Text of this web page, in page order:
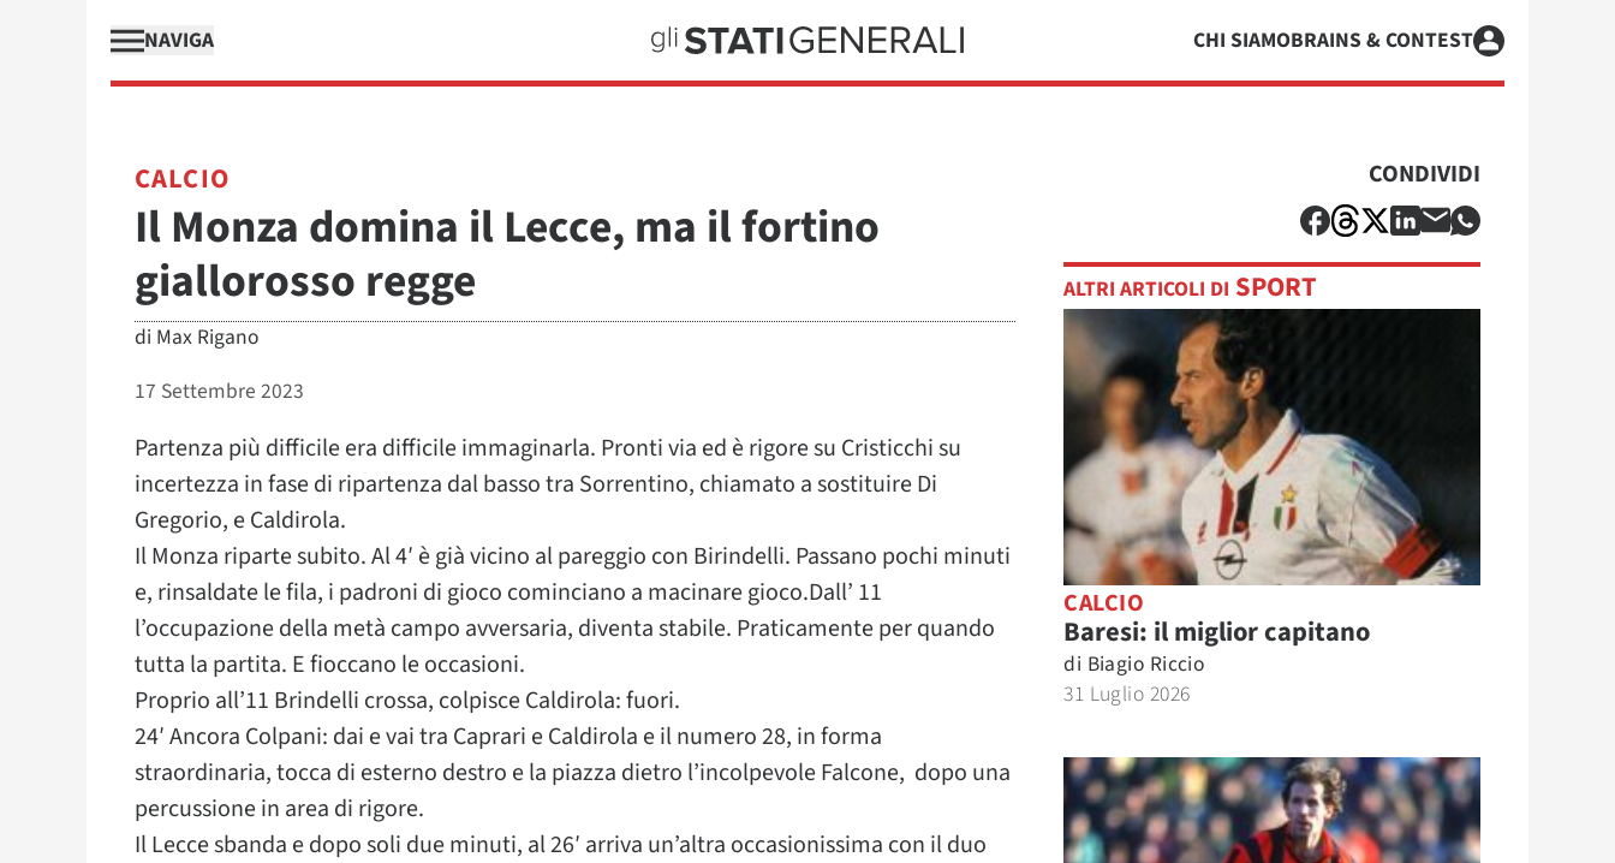
NAVIGA CHI SIAMOBRAINS & CONTEST
CALCIO
Il Monza domina il Lecce, ma il fortino
giallorosso regge
di Max Rigano
17 Settembre 2023
Partenza più difficile era difficile immaginarla. Pronti via ed è rigore su Cristicchi su
incertezza in fase di ripartenza dal basso tra Sorrentino, chiamato a sostituire Di
Gregorio, e Caldirola.
Il Monza riparte subito. Al 4′ è già vicino al pareggio con Birindelli. Passano pochi minuti
e, rinsaldate le fila, i padroni di gioco cominciano a macinare gioco.Dall’ 11
l’occupazione della metà campo avversaria, diventa stabile. Praticamente per quando
tutta la partita. E fioccano le occasioni.
Proprio all’11 Brindelli crossa, colpisce Caldirola: fuori.
24′ Ancora Colpani: dai e vai tra Caprari e Caldirola e il numero 28, in forma
straordinaria, tocca di esterno destro e la piazza dietro l’incolpevole Falcone, dopo una
percussione in area di rigore.
Il Lecce sbanda e dopo soli due minuti, al 26′ arriva un’altra occasionissima con il duo
CONDIVIDI
ALTRI ARTICOLI DI SPORT
CALCIO
Baresi: il miglior capitano
di Biagio Riccio
31 Luglio 2026